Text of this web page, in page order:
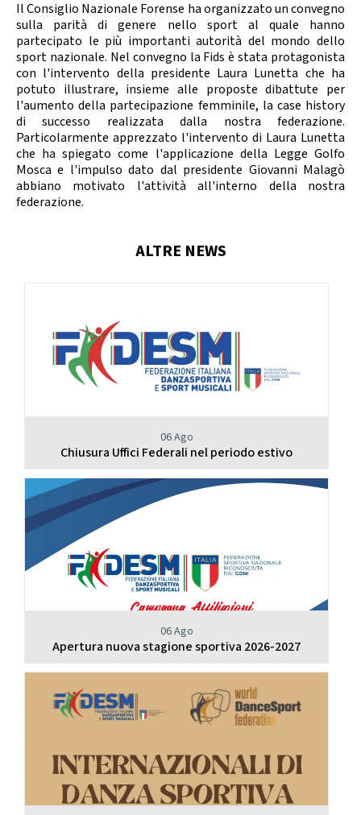
Tesseramento Territorio
Formazione Albo Soci
Calendario Gare Media
Il Consiglio Nazionale Forense ha organizzato un convegno
sulla parità di genere nello sport al quale hanno
partecipato le più importanti autorità del mondo dello
sport nazionale. Nel convegno la Fids è stata protagonista
con l'intervento della presidente Laura Lunetta che ha
potuto illustrare, insieme alle proposte dibattute per
l'aumento della partecipazione femminile, la case history
di successo realizzata dalla nostra federazione.
Particolarmente apprezzato l'intervento di Laura Lunetta
che ha spiegato come l'applicazione della Legge Golfo
Mosca e l'impulso dato dal presidente Giovanni Malagò
abbiano motivato l'attività all'interno della nostra
federazione.
ALTRE NEWS
06 Ago
Chiusura Uffici Federali nel periodo estivo
06 Ago
Apertura nuova stagione sportiva 2026-2027